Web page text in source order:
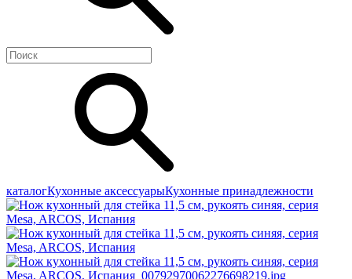
каталогКухонные аксессуарыКухонные принадлежности